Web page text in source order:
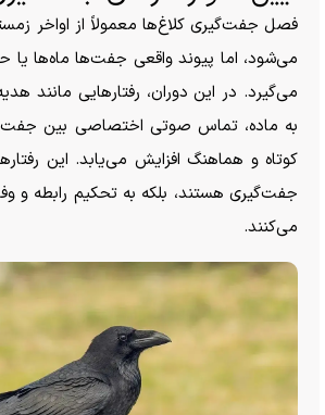
فصل جفت‌گیری کلاغ‌ها معمولاً از اواخر
می‌شود، اما پیوند واقعی جفت‌ها ماه‌ها
می‌گیرد. در این دوران، رفتار‌هایی مانند
به ماده، تماس صوتی اختصاصی بین جفت
کوتاه و هماهنگ افزایش می‌یابد. این
جفت‌گیری هستند، بلکه به تحکیم رابطه و
می‌کنند.